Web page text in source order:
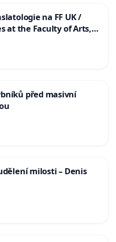
na FF UK /
at the Faculty of Arts,
před masivní
milosti – Denis